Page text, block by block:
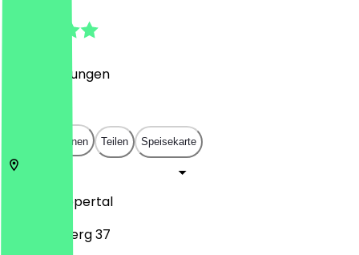
Bewertungen
In App öffnen Teilen Speisekarte
Wuppertal
Döppersberg 37